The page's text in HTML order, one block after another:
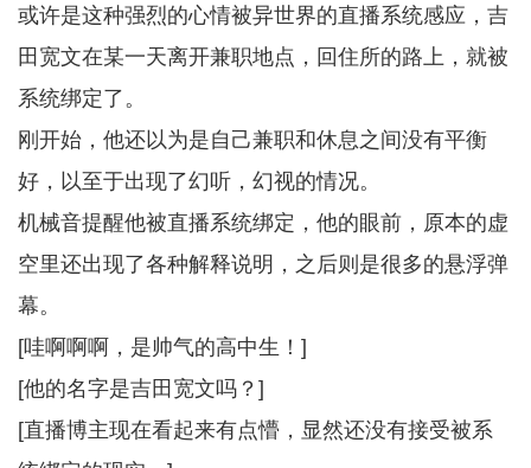
或许是这种强烈的心情被异世界的直播系统感应，吉
田宽文在某一天离开兼职地点，回住所的路上，就被
系统绑定了。
刚开始，他还以为是自己兼职和休息之间没有平衡
好，以至于出现了幻听，幻视的情况。
机械音提醒他被直播系统绑定，他的眼前，原本的虚
空里还出现了各种解释说明，之后则是很多的悬浮弹
幕。
[哇啊啊啊，是帅气的高中生！]
[他的名字是吉田宽文吗？]
[直播博主现在看起来有点懵，显然还没有接受被系